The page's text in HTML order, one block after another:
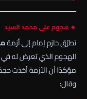
🔸 هجوم على محمد السيد
تطرّق حازم إمام إلى أزمة
الهجوم الذي تعرض له
مؤكدًا أن الأزمة أخذت
وقال: